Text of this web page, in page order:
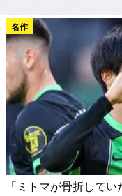
名作
「ミトマが骨折して